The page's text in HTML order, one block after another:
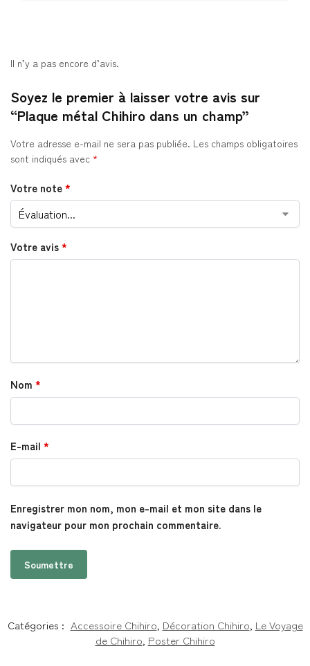
Il n’y a pas encore d’avis.
Soyez le premier à laisser votre avis sur
“Plaque métal Chihiro dans un champ”
Votre adresse e-mail ne sera pas publiée. Les champs obligatoires
sont indiqués avec *
Votre note*
Votre avis*
Nom *
E-mail *
Enregistrer mon nom, mon e-mail et mon site dans le
navigateur pour mon prochain commentaire.
Catégories : Accessoire Chihiro, Décoration Chihiro, Le Voyage
de Chihiro, Poster Chihiro